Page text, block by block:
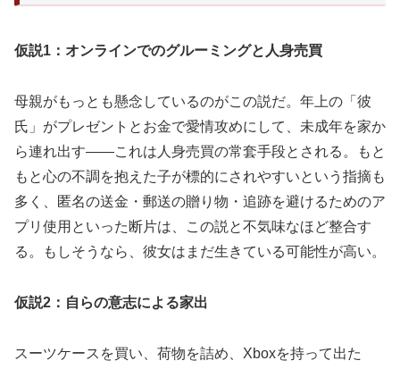
仮説1：オンラインでのグルーミングと人身売買
母親がもっとも懸念しているのがこの説だ。年上の「彼
氏」がプレゼントとお金で愛情攻めにして、未成年を家か
ら連れ出す——これは人身売買の常套手段とされる。もと
もと心の不調を抱えた子が標的にされやすいという指摘も
多く、匿名の送金・郵送の贈り物・追跡を避けるためのア
プリ使用といった断片は、この説と不気味なほど整合す
る。もしそうなら、彼女はまだ生きている可能性が高い。
仮説2：自らの意志による家出
スーツケースを買い、荷物を詰め、Xboxを持って出た